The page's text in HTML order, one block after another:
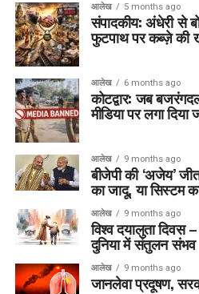
आलेख 5 months ago
संपादकीय: अंधेरी से
फुटपाथ पर कब्ज़े की
आलेख 6 months ago
कोटद्वार: जब
मीडिया पर लगा दिया
आलेख 9 months ago
बीजेपी की ‘अजेय’
का जादू, या सिस्टम
आलेख 9 months ago
विश्व दयालुता
दुनिया में संतुलन संभव
आलेख 9 months ago
जानलेवा प्रदूषण,